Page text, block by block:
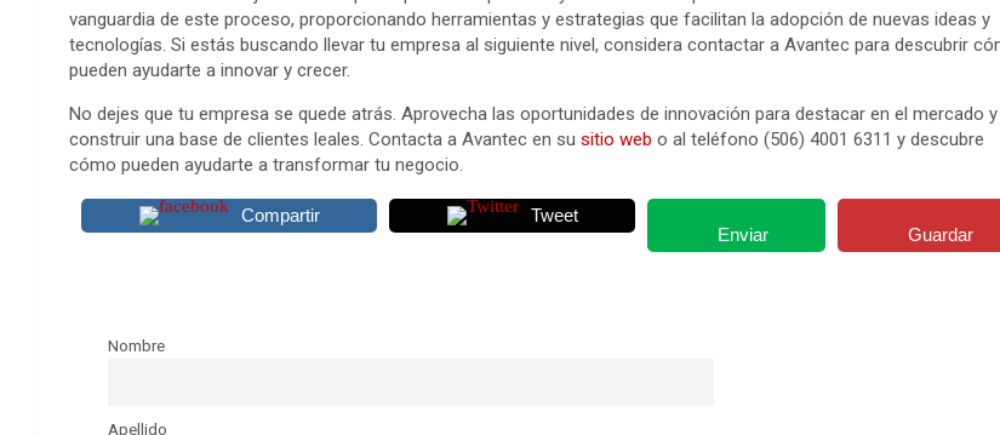
vanguardia de este proceso, proporcionando herramientas y estrategias que facilitan la adopción de nuevas ideas y
tecnologías. Si estás buscando llevar tu empresa al siguiente nivel, considera contactar a Avantec para descubrir
pueden ayudarte a innovar y crecer.
No dejes que tu empresa se quede atrás. Aprovecha las oportunidades de innovación para destacar en el mercado y
construir una base de clientes leales. Contacta a Avantec en su sitio web o al teléfono (506) 4001 6311 y descubre
cómo pueden ayudarte a transformar tu negocio.
Compartir
Tweet
Enviar
Guardar
Nombre
Apellido